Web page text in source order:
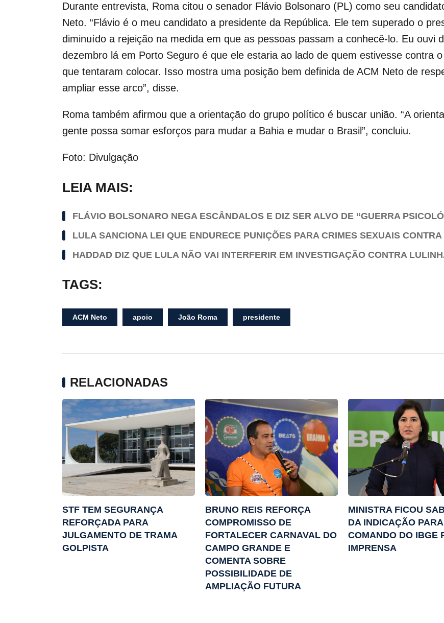
Durante entrevista, Roma citou o senador Flávio Bolsonaro (PL) como seu
Neto. “Flávio é o meu candidato a presidente da República. Ele tem superado o
diminuído a rejeição na medida em que as pessoas passam a conhecê-lo. Eu ouvi
dezembro lá em Porto Seguro é que ele estaria ao lado de quem estivesse contra o
que tentaram colocar. Isso mostra uma posição bem definida de ACM Neto de
ampliar esse arco”, disse.
Roma também afirmou que a orientação do grupo político é buscar união. “A
gente possa somar esforços para mudar a Bahia e mudar o Brasil”, concluiu.
Foto: Divulgação
LEIA MAIS:
FLÁVIO BOLSONARO NEGA ESCÂNDALOS E DIZ SER ALVO DE “GUERRA
LULA SANCIONA LEI QUE ENDURECE PUNIÇÕES PARA CRIMES SEXUAIS
HADDAD DIZ QUE LULA NÃO VAI INTERFERIR EM INVESTIGAÇÃO CONTRA
TAGS:
ACM Neto apoio João Roma presidente
RELACIONADAS
STF TEM SEGURANÇA
REFORÇADA PARA
JULGAMENTO DE TRAMA
GOLPISTA
BRUNO REIS REFORÇA
COMPROMISSO DE
FORTALECER CARNAVAL DO
CAMPO GRANDE E
COMENTA SOBRE
POSSIBILIDADE DE
AMPLIAÇÃO FUTURA
MINISTRA FICOU
DA INDICAÇÃO PARA
COMANDO DO IBGE
IMPRENSA